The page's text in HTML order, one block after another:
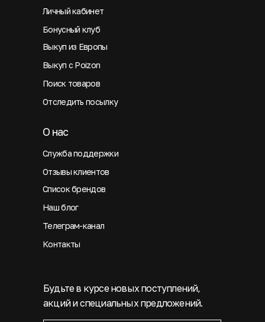
Будьте в курсе новых поступлений,
акций и специальных предложений.
Личный кабинет
Бонусный клуб
Выкуп из Европы
Выкуп с Poizon
Поиск товаров
Отследить посылку
Служба поддержки
О нас
Отзывы клиентов
Список брендов
Наш блог
Телеграм-канал
Контакты